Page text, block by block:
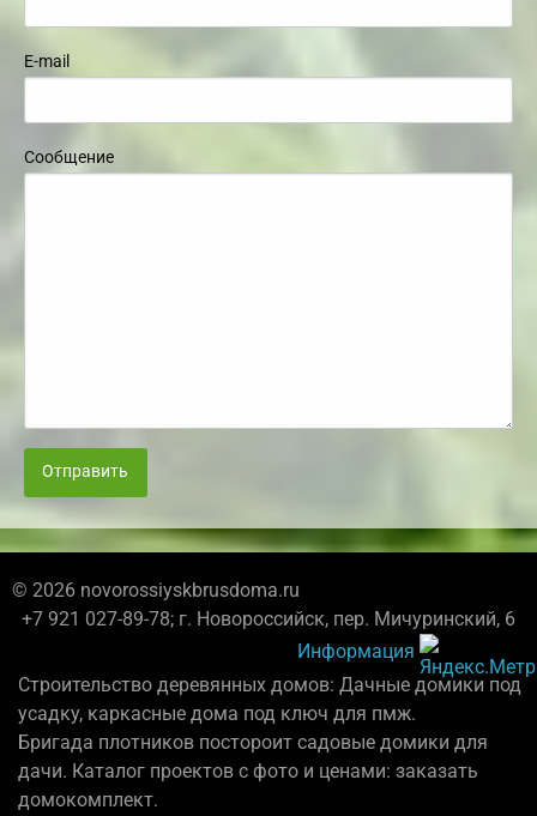
E-mail
Сообщение
Отправить
© 2026 novorossiyskbrusdoma.ru
+7 921 027-89-78; г. Новороссийск, пер. Мичуринский, 6
Информация
Строительство деревянных домов: Дачные домики под
усадку, каркасные дома под ключ для пмж.
Бригада плотников постороит садовые домики для
дачи. Каталог проектов с фото и ценами: заказать
домокомплект.